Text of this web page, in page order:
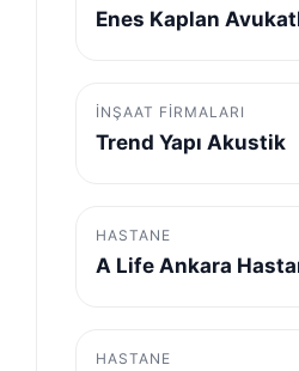
Enes Kaplan
İNŞAAT FIRMALARI
Trend Yapı Akustik
HASTANE
A Life Ankara
HASTANE